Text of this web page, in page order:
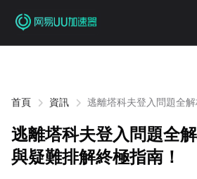
首頁 資訊
逃離塔科夫登入問題全
逃離塔科夫登入問題全
與疑難排解終極指南！